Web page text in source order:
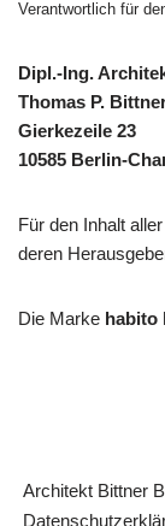
Verantwortlich für
Dipl.-Ing.
Thomas P.
Gierkezeile 23
10585 Berlin-
Für den Inhalt
deren
Die Marke habito
Architekt Bittner